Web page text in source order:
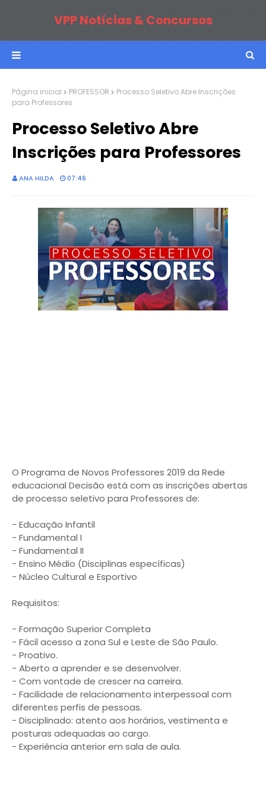
VPP Notícias & Concursos
Página inicial PROFESSOR
Processo Seletivo Abre Inscrições
para Professores
Processo Seletivo Abre
Inscrições para Professores
ANA HILDA 07:46
O Programa de Novos Professores 2019 da Rede
educacional Decisão está com as inscrições abertas
de processo seletivo para Professores de:
- Educação Infantil
- Fundamental I
- Fundamental II
- Ensino Médio (Disciplinas específicas)
- Núcleo Cultural e Esportivo
Requisitos:
- Formação Superior Completa
- Fácil acesso a zona Sul e Leste de São Paulo.
- Proativo.
- Aberto a aprender e se desenvolver.
- Com vontade de crescer na carreira.
- Facilidade de relacionamento interpessoal com
diferentes perfis de pessoas.
- Disciplinado: atento aos horários, vestimenta e
posturas adequadas ao cargo.
- Experiência anterior em sala de aula.